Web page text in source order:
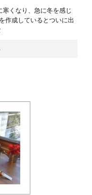
くなり、急に冬を感じ
作成しているとついに出